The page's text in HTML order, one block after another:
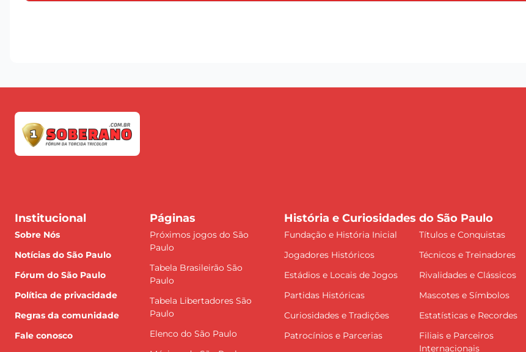
Institucional
Sobre Nós
Notícias do São Paulo
Fórum do São Paulo
Política de privacidade
Regras da comunidade
Fale conosco
Páginas
Próximos jogos do São
Paulo
Tabela Brasileirão São
Paulo
Tabela Libertadores São
Paulo
Elenco do São Paulo
História e Curiosidades do São Paulo
Fundação e História Inicial
Títulos e Conquistas
Jogadores Históricos
Técnicos e Treinadores
Estádios e Locais de Jogos
Rivalidades e Clássicos
Partidas Históricas
Mascotes e Símbolos
Curiosidades e Tradições
Estatísticas e Recordes
Patrocínios e Parcerias
Filiais e Parceiros
Internacionais